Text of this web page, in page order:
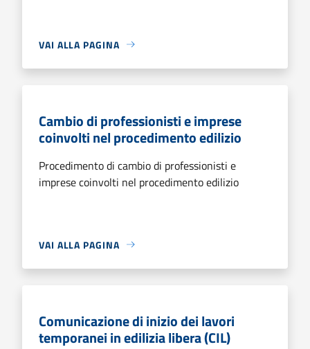
VAI ALLA PAGINA
Cambio di professionisti e imprese
coinvolti nel procedimento edilizio
Procedimento di cambio di professionisti e
imprese coinvolti nel procedimento edilizio
VAI ALLA PAGINA
Comunicazione di inizio dei lavori
temporanei in edilizia libera (CIL)